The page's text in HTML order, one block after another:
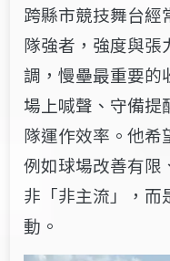
跨縣市競技舞台經
隊強者，強度與張
調，慢壘最重要的
場上喊聲、守備提
隊運作效率。他希
例如球場改善有限
非「非主流」，而
動。